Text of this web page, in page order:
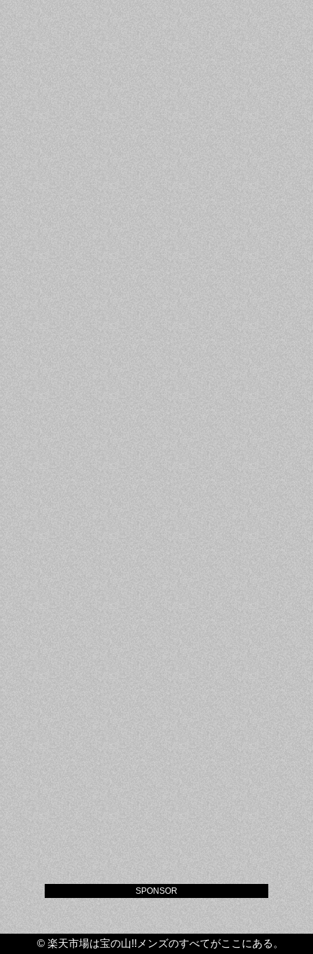
© 楽天市場は宝の山!!メンズのすべてがここにある。
SPONSOR